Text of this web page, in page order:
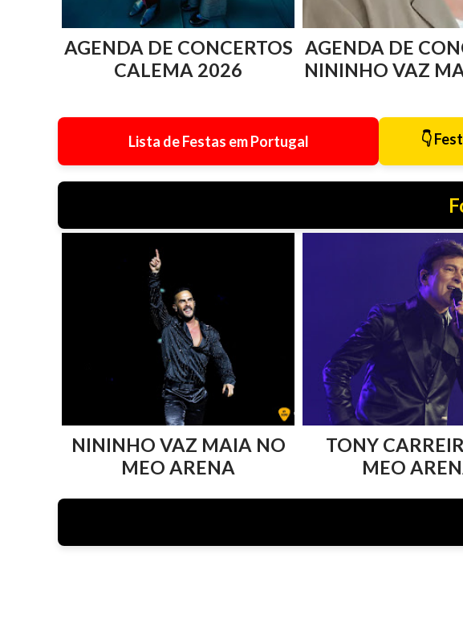
AGENDA DE CONCERTOS
CALEMA 2026
AGENDA DE
NININHO VAZ
Lista de Festas em Portugal 👇
NININHO VAZ MAIA NO
MEO ARENA
TONY
MEO